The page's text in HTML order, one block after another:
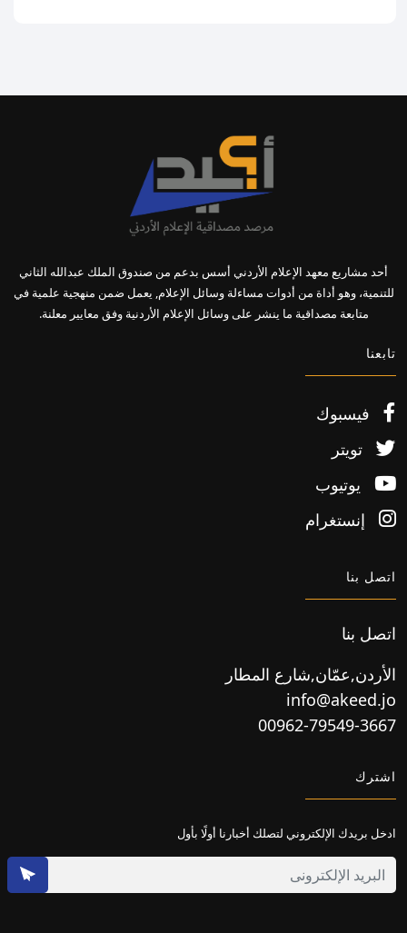
أحد مشاريع معهد الإعلام الأردني أسس بدعم من صندوق الملك عبدالله الثاني
للتنمية، وهو أداة من أدوات مساءلة وسائل الإعلام, يعمل ضمن منهجية علمية في
متابعة مصداقية ما ينشر على وسائل الإعلام الأردنية وفق معايير معلنة.
تابعنا
فيسبوك
تويتر
يوتيوب
إنستغرام
اتصل بنا
اتصل بنا
الأردن,عمّان,شارع المطار
info@akeed.jo
00962-79549-3667
اشترك
ادخل بريدك الإلكتروني لتصلك أخبارنا أولًا بأول